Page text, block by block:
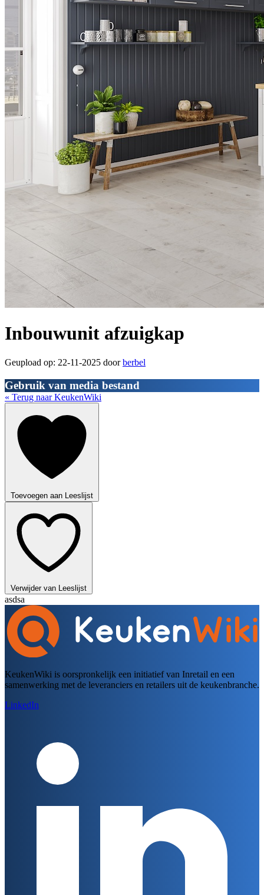
Inbouwunit afzuigkap
Geupload op: 22-11-2025 doorberbel
Gebruik van media bestand
« Terug naar KeukenWiki
Toevoegen aan Leeslijst
Verwijder van Leeslijst
asdsa
KeukenWiki is oorspronkelijk een initiatief van Inretail en een
samenwerking met de leveranciers en retailers uit de keukenbranche.
LinkedIn